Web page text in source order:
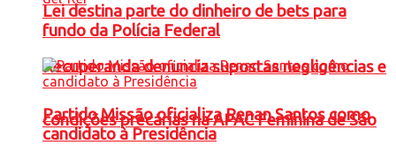
Recuperanda denuncia supostas negligências e
condições precárias na APAC Feminina de São
Lei destina parte do dinheiro de bets para
fundo da Polícia Federal
Partido Missão oficializa Renan Santos como
candidato à Presidência